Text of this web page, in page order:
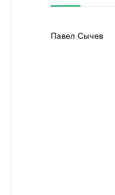
Павел Сычев